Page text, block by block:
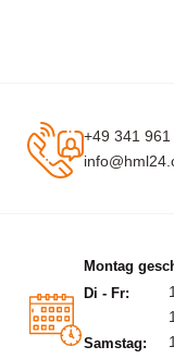
+49 341 961
Montag
Di - Fr:
Samstag: